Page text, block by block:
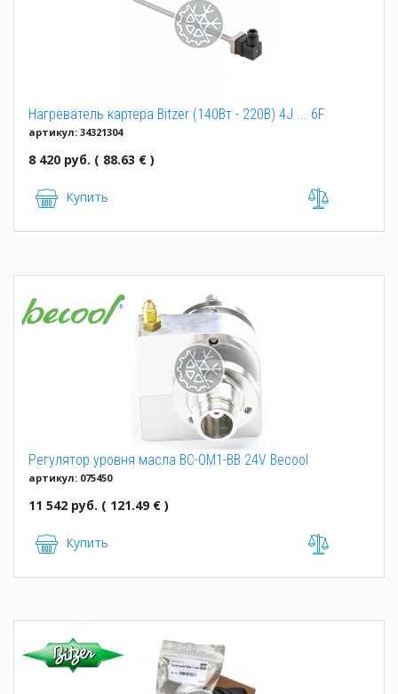
Нагреватель картера Bitzer (140Вт - 220В) 4J ... 6F
артикул: 34321304
8 420 руб. ( 88.63 € )
Купить
Регулятор уровня масла BC-OM1-BB 24V Becool
артикул: 075450
11 542 руб. ( 121.49 € )
Купить